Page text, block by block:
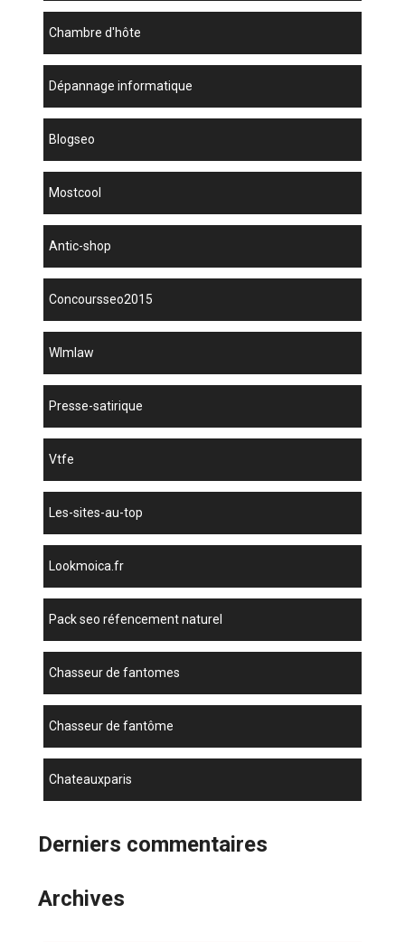
chambre d'hôte
dépannage informatique
blogseo
mostcool
antic-shop
concoursseo2015
wlmlaw
presse-satirique
vtfe
les-sites-au-top
lookmoica.fr
pack seo réfencement naturel
chasseur de fantomes
chasseur de fantôme
chateauxparis
Derniers commentaires
Archives